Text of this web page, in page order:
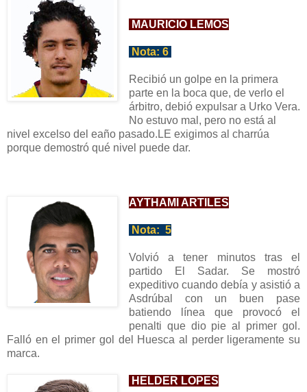
MAURICIO LEMOS
Nota: 6
Recibió un golpe en la primera
parte en la boca que, de verlo el
árbitro, debió expulsar a Urko Vera.
No estuvo mal, pero no está al
nivel excelso del eaño pasado.LE exigimos al charrúa
porque demostró qué nivel puede dar.
AYTHAMI ARTILES
Nota: 5
Volvió a tener minutos tras el
partido
El Sadar. Se mostró
expeditivo cuando debía y asistió a
Asdrúbal con un buen pase
batiendo línea que provocó el
penalti que dio pie al primer gol.
Falló en el primer gol del Huesca al perder ligeramente su
marca.
H ELDER LOPES